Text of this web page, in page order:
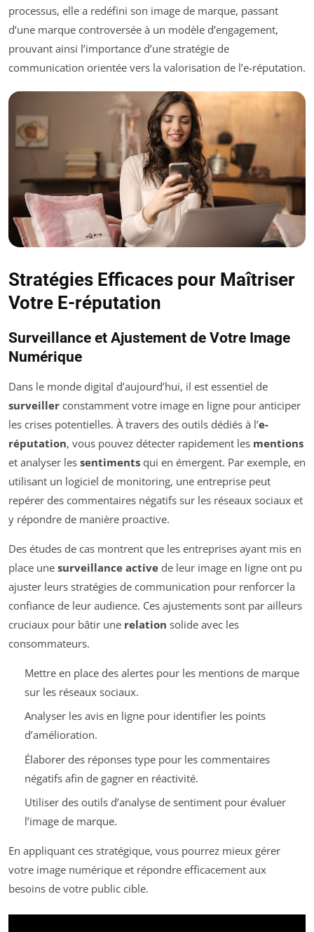
processus, elle a redéfini son image de marque, passant
d’une marque controversée à un modèle d’engagement,
prouvant ainsi l’importance d’une stratégie de
communication orientée vers la valorisation de l’e-réputation.
Stratégies Efficaces pour Maîtriser
Votre E-réputation
Surveillance et Ajustement de Votre Image
Numérique
Dans le monde digital d’aujourd’hui, il est essentiel de
surveiller constamment votre image en ligne pour anticiper
les crises potentielles. À travers des outils dédiés à l’e-
réputation, vous pouvez détecter rapidement les mentions
et analyser les sentiments qui en émergent. Par exemple, en
utilisant un logiciel de monitoring, une entreprise peut
repérer des commentaires négatifs sur les réseaux sociaux et
y répondre de manière proactive.
Des études de cas montrent que les entreprises ayant mis en
place une surveillance active de leur image en ligne ont pu
ajuster leurs stratégies de communication pour renforcer la
confiance de leur audience. Ces ajustements sont par ailleurs
cruciaux pour bâtir une relation solide avec les
consommateurs.
Mettre en place des alertes pour les mentions de marque
sur les réseaux sociaux.
Analyser les avis en ligne pour identifier les points
d’amélioration.
Élaborer des réponses type pour les commentaires
négatifs afin de gagner en réactivité.
Utiliser des outils d’analyse de sentiment pour évaluer
l’image de marque.
En appliquant ces stratégique, vous pourrez mieux gérer
votre image numérique et répondre efficacement aux
besoins de votre public cible.